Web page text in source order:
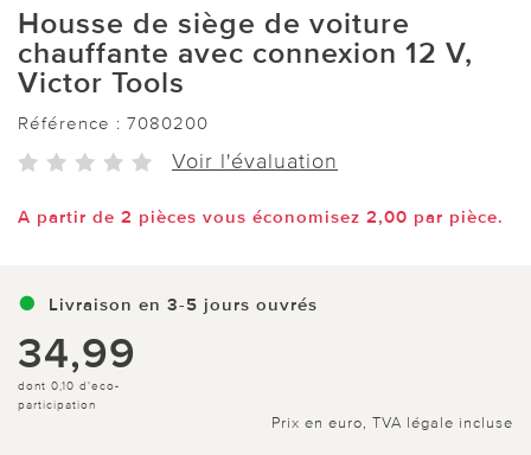
Housse de siège de voiture
chauffante avec connexion 12 V,
Victor Tools
Référence : 7080200
Voir l'évaluation
A partir de 2 pièces vous économisez 2,00 par pièce.
Livraison en 3-5 jours ouvrés
34,99
dont 0,10 d'eco-
participation
Prix en euro, TVA légale incluse